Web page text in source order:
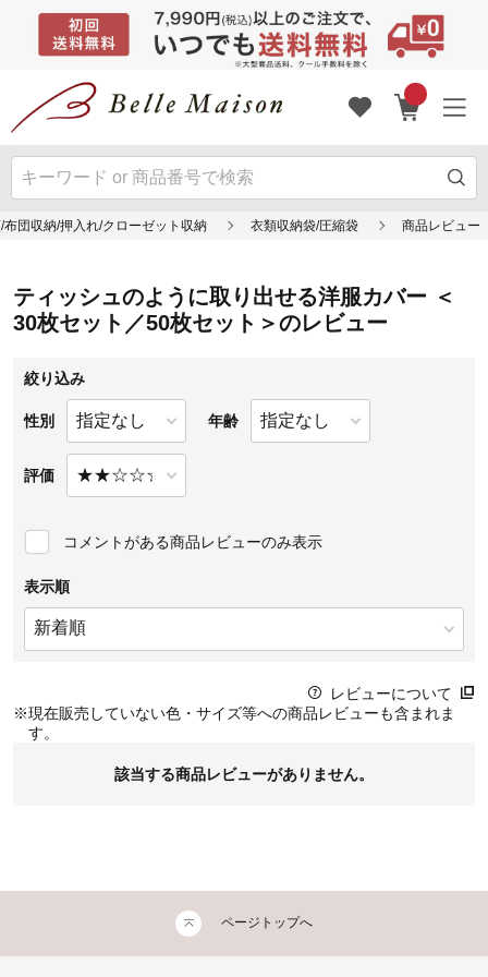
ティッシュのように取り出せる洋服カバー ＜
30枚セット／50枚セット＞のレビュー
絞り込み
性別 年齢
評価
コメントがある商品レビューのみ表示
表示順
レビューについて
※現在販売していない色・サイズ等への商品レビューも含まれま
す。
該当する商品レビューがありません。
ページトップへ